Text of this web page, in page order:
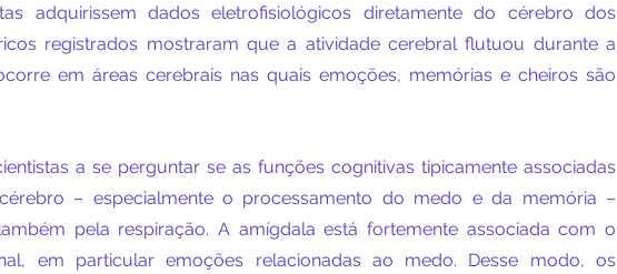
adquirissem dados eletrofisiológicos diretamente do cérebro dos
registrados mostraram que a atividade cerebral flutuou durante a
em áreas cerebrais nas quais emoções, memórias e cheiros são
a se perguntar se as funções cognitivas tipicamente associadas
– especialmente o processamento do medo e da memória –
pela respiração. A amígdala está fortemente associada com o
em particular emoções relacionadas ao medo. Desse modo, os